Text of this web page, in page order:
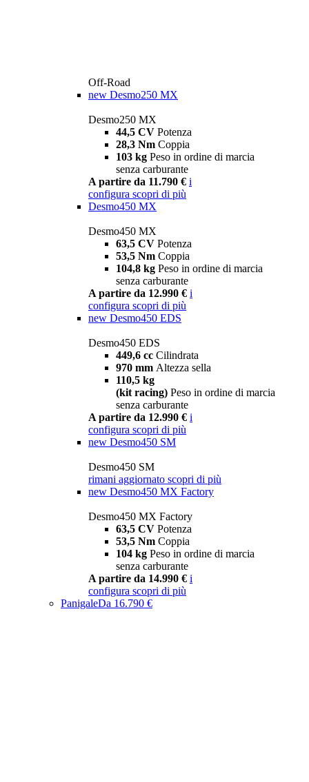
Off-Road
new Desmo250 MX
Desmo250 MX
44,5 CV Potenza
28,3 Nm Coppia
103 kg Peso in ordine di marcia
senza carburante
A partire da 11.790 € i
configura scopri di più
Desmo450 MX
Desmo450 MX
63,5 CV Potenza
53,5 Nm Coppia
104,8 kg Peso in ordine di marcia
senza carburante
A partire da 12.990 € i
configura scopri di più
new Desmo450 EDS
Desmo450 EDS
449,6 cc Cilindrata
970 mm Altezza sella
110,5 kg
(kit racing) Peso in ordine di marcia
senza carburante
A partire da 12.990 € i
configura scopri di più
new Desmo450 SM
Desmo450 SM
rimani aggiornato scopri di più
new Desmo450 MX Factory
Desmo450 MX Factory
63,5 CV Potenza
53,5 Nm Coppia
104 kg Peso in ordine di marcia
senza carburante
A partire da 14.990 € i
configura scopri di più
PanigaleDa 16.790 €